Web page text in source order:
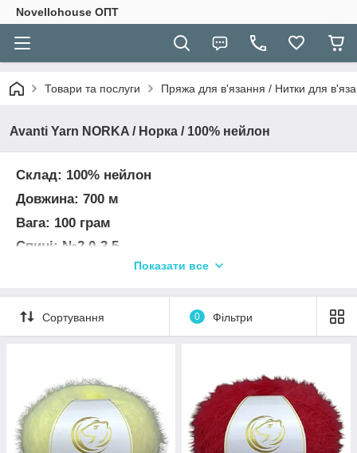
Novellohouse ОПТ
Товари та послуги Пряжа для в'язання / Нитки для
Avanti Yarn NORKA / Норка / 100% нейлон
Склад: 100% нейлон
Довжина: 700 м
Вага: 100 грам
Спиці: №2,0-3,5
Це не пух норки, пряжа з пухом норки у
групі
монітора та залежно від партії.
Показати все
Сортування 0 Фільтри